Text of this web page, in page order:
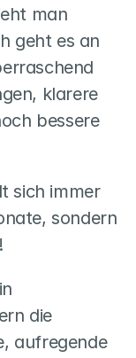
man
geht es an
klarere
bessere
sich immer
sondern
die
aufregende